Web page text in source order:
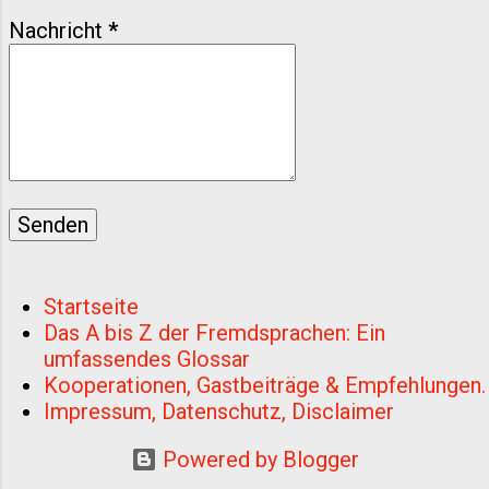
Sprachkenntnisse spielerisch zu verbessern.
Nachricht *
Startseite
Das A bis Z der Fremdsprachen: Ein
umfassendes Glossar
Kooperationen, Gastbeiträge & Empfehlungen.
Impressum, Datenschutz, Disclaimer
Powered by Blogger